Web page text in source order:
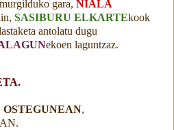
gara, NIALA
SASIBURU ELKARTEkook
antolatu dugu
ekoen laguntzaz.
OSTEGUNEAN,